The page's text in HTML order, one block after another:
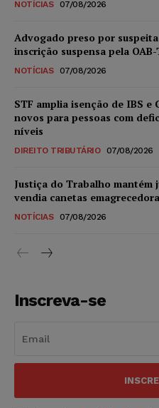
NOTÍCIAS 07/08/2026
Advogado preso por
inscrição suspensa pela OAB-
NOTÍCIAS 07/08/2026
STF amplia isenção de IBS e
novos para pessoas com
níveis
DIREITO TRIBUTÁRIO 07/08/2026
Justiça do Trabalho mantém
vendia canetas
NOTÍCIAS 07/08/2026
Inscreva-se